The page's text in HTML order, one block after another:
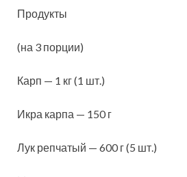
Продукты
(на 3 порции)
Карп — 1 кг (1 шт.)
Икра карпа — 150 г
Лук репчатый — 600 г (5 шт.)